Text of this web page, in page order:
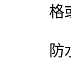
格
防